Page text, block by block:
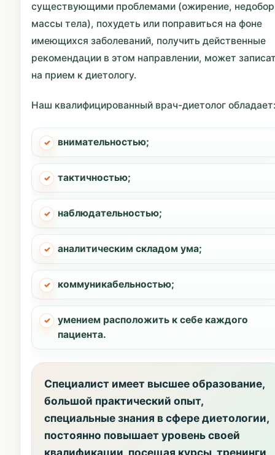
существующими проблемами (ожирение, недобор
массы тела), похудеть или поправиться на фоне
имеющихся заболеваний, получить действенные
рекомендации в этом направлении, может
на прием к диетологу.
Наш квалифицированный врач-диетолог обладает:
внимательностью;
тактичностью;
наблюдательностью;
аналитическим складом ума;
коммуникабельностью;
умением расположить к себе каждого
пациента.
Специалист имеет высшее образование,
большой практический опыт,
специальные знания в сфере диетологии,
постоянно повышает уровень своей
квалификации, посещая курсы, тренинги,